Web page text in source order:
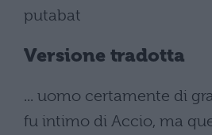
putabat
Versione tradotta
... uomo certamente di
fu intimo di Accio, ma